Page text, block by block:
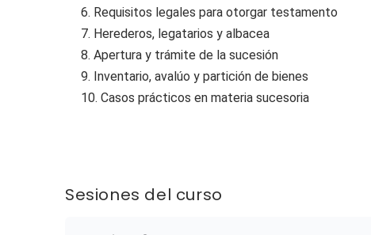
6. Requisitos legales para otorgar testamento
7. Herederos, legatarios y albacea
8. Apertura y trámite de la sucesión
9. Inventario, avalúo y partición de bienes
10. Casos prácticos en materia sucesoria
Sesiones del curso